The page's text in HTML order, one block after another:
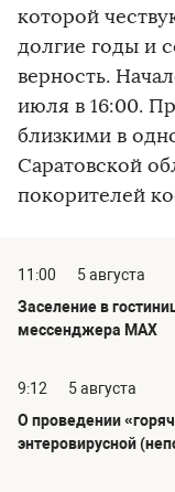
которой
долгие годы и
верность.
июля в 16:00.
близкими в
Саратовской
покорителей
11:00
5 августа
Заселение в
мессенджера MAX
9:12
5 августа
О проведении
энтеровирусной